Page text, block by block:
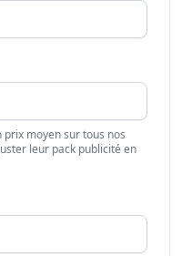
moyen sur tous nos
leur pack publicité en